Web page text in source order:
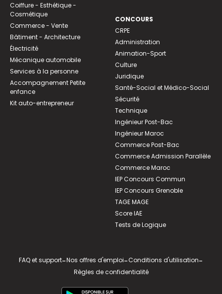
Coiffure - Esthétique -
Cosmétique
Commerce - Vente
Bâtiment - Architecture
Électricité
Mécanique automobile
Services à la personne
Accompagnement Petite
enfance
Kit auto-entrepreneur
CONCOURS
CRPE
Administration
Animation-Sport
Culture
Juridique
Santé-Social et Médico-Social
Sécurité
Technique
Ingénieur Post-Bac
Ingénieur Maroc
Commerce Post-Bac
Commerce Admission Parallèle
Commerce Maroc
IEP Concours Commun
IEP Concours Grenoble
TAGE MAGE
Score IAE
Tests de Logique
FAQ et support-Nos offres d'emploi-Conditions d'utilisation-
Règles de confidentialité